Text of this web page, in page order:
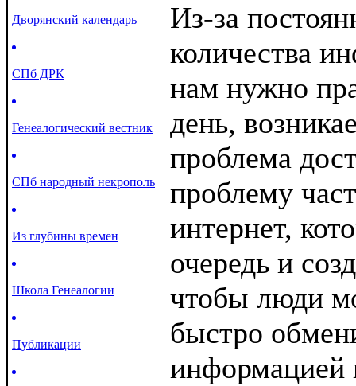
Дворянский календарь
СПб ДРК
Генеалогический вестник
СПб народный некрополь
Из глубины времен
Школа Генеалогии
Публикации
Из-за
количества
нам нужно
день,
проблема
проблему
интернет,
очередь и
чтобы люди
быстро